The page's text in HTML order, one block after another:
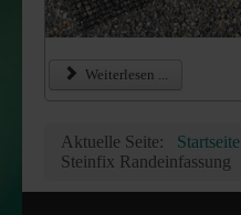
Weiterlesen ...
Aktuelle Seite:
Startseite
Steinfix Randeinfassung